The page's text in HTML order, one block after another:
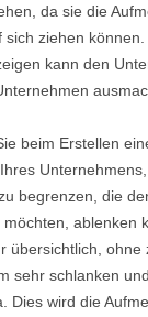
da sie die
sich ziehen
kann den
beim Erstellen
begrenzen, die
ablenken
übersichtlich, ohne
sehr schlanken
Dies wird die